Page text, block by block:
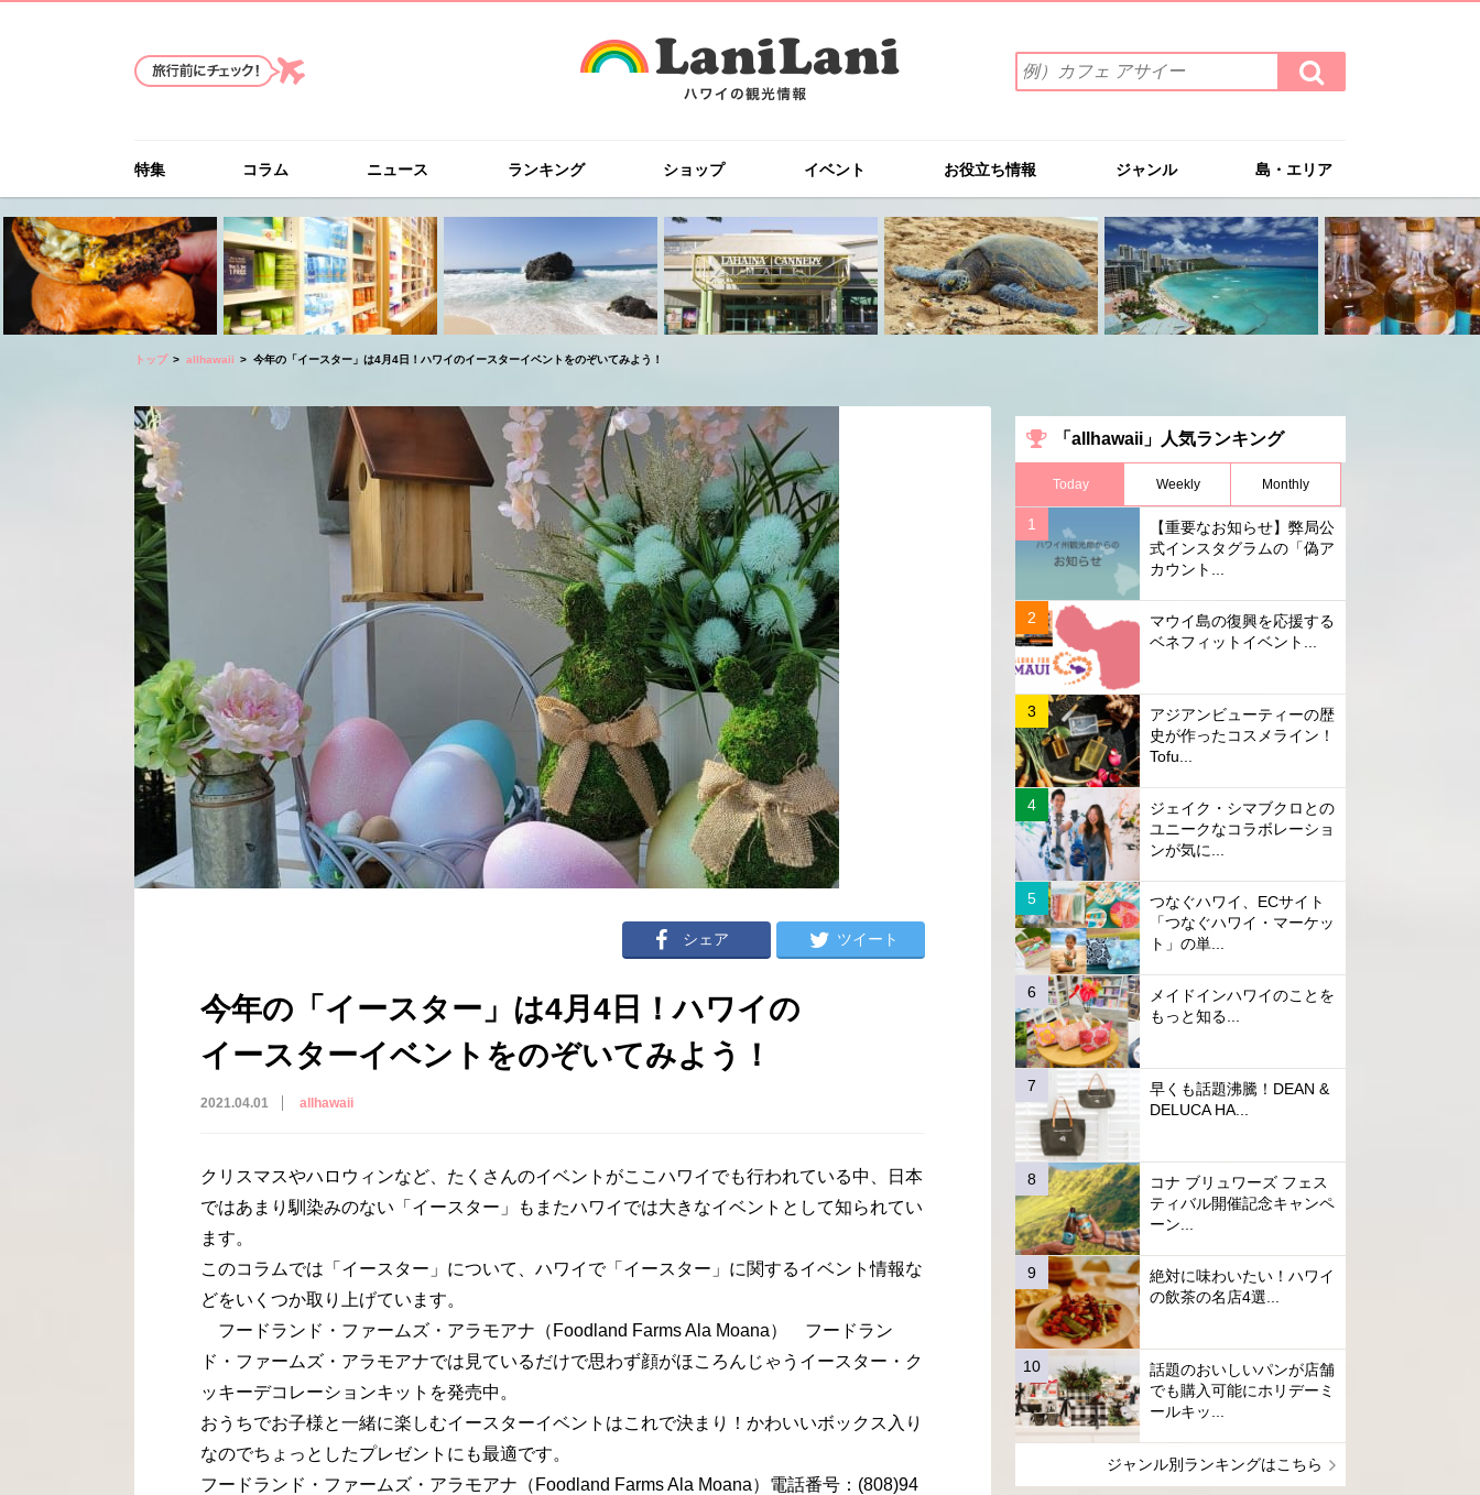
索
ワ
を
入
力
(例）
カ
フ
ェ
イ
ー
検
索
す
特集 コラム ニュース ランキング ショップ イベント お役立ち情報 ジャンル 島・エリア
トップ allhawaii 今年の「イースター」は4月4日！ハワイのイースターイベントをのぞいてみよう！
シェア ツイート
今年の「イースター」は4月4日！ハワイの
イースターイベントをのぞいてみよう！
2021.04.01 allhawaii
クリスマスやハロウィンなど、たくさんのイベントがここハワイでも行われている中、日本
ではあまり馴染みのない「イースター」もまたハワイでは大きなイベントとして知られてい
ます。
このコラムでは「イースター」について、ハワイで「イースター」に関するイベント情報な
どをいくつか取り上げています。
フードランド・ファームズ・アラモアナ（Foodland Farms Ala Moana） フードラン
ド・ファームズ・アラモアナでは見ているだけで思わず顔がほころんじゃうイースター・ク
ッキーデコレーションキットを発売中。
おうちでお子様と一緒に楽しむイースターイベントはこれで決まり！かわいいボックス入り
なのでちょっとしたプレゼントにも最適です。
フードランド・ファームズ・アラモアナ（Foodland Farms Ala Moana）電話番号：(808)94
「allhawaii」人気ランキング
Today Weekly Monthly
【重要なお知らせ】弊局公
式インスタグラムの「偽ア
カウント...
マウイ島の復興を応援する
ベネフィットイベント...
アジアンビューティーの歴
史が作ったコスメライン！
Tofu...
ジェイク・シマブクロとの
ユニークなコラボレーショ
ンが気に...
つなぐハワイ、ECサイト
「つなぐハワイ・マーケッ
ト」の単...
メイドインハワイのことを
もっと知る...
早くも話題沸騰！DEAN &
DELUCA HA...
コナ ブリュワーズ フェス
ティバル開催記念キャンペ
ーン...
絶対に味わいたい！ハワイ
の飲茶の名店4選...
話題のおいしいパンが店舗
でも購入可能にホリデーミ
ールキッ...
ジャンル別ランキングはこちら